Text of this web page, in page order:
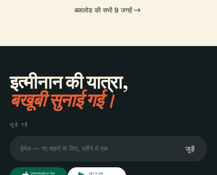
बकलोड की सभी 9 जगहें
इत्मीनान की यात्रा,
बखूबी सुनाई गई।
जुड़े रहें
जुड़ें